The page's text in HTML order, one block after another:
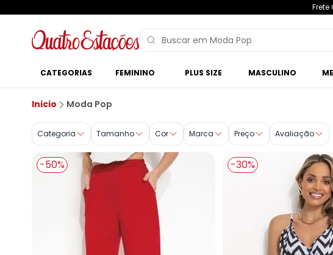
CATEGORIAS FEMININO PLUS SIZE MASCULINO
Inicio Moda Pop
Categoria Tamanho Cor Marca Preço Avaliação
-50% -30%